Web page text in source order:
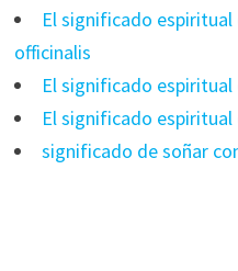
El significado espiritual
officinalis
El significado
El significado espiritual
significado de soñar